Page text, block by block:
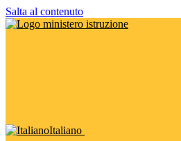
Salta al contenuto
Italiano